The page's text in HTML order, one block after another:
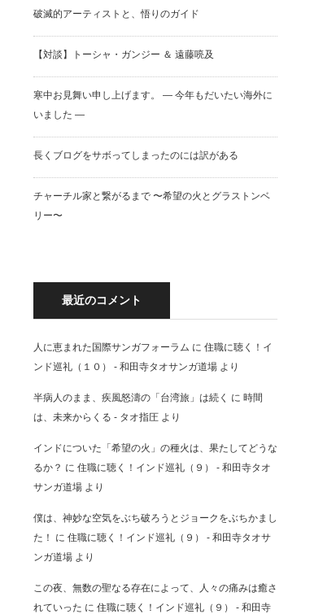
破滅的アーティストと、悟りのガイド
【対談】トーシャ・ガンジー ＆ 遠藤喨及
寒中お見舞い申し上げます。 — 今年もだいたい海外に
いました —
長くブログをサボってしまったのには訳がある
チャーチル家と繋がるまで 〜希望の火とグラストンベ
リー〜
最近のコメント
人に恵まれた国際サンガフォーラム に 住職に聴く！イ
ンド巡礼（１０） - 和田寺タオサンガ道場 より
半病人のまま、疾風怒濤の「台湾旅」は続く に 時間
は、未来からくる - タオ指圧 より
インドについた「希望の火」の種火は、果たしてどうな
るか？ に 住職に聴く！インド巡礼（９） - 和田寺タオ
サンガ道場 より
僕は、神妙な空気をぶち破ろうとジョークをぶちかまし
た！
に 住職に聴く！インド巡礼（９） - 和田寺タオサ
ンガ道場 より
この夜、無数の聖なる存在によって、人々の痛みは癒さ
れていった に 住職に聴く！インド巡礼（９） - 和田寺